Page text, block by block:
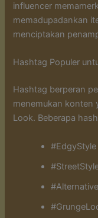
influencer
memadupadankan
menciptakan
Hashtag Populer
Hashtag berperan
menemukan konten
Look. Beberapa
#EdgyStyle